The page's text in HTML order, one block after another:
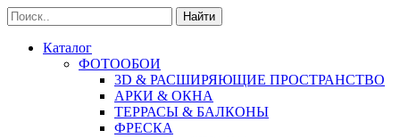
Найти
Каталог
ФОТООБОИ
3D & РАСШИРЯЮЩИЕ ПРОСТРАНСТВО
АРКИ & ОКНА
ТЕРРАСЫ & БАЛКОНЫ
ФРЕСКА